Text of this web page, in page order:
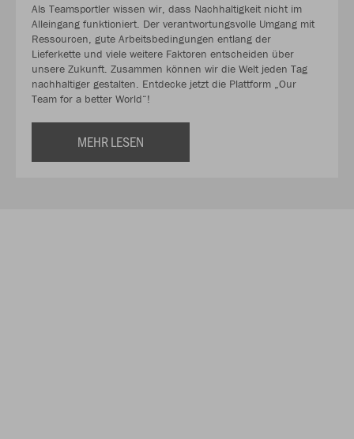
Als Teamsportler wissen wir, dass Nachhaltigkeit nicht im
Alleingang funktioniert. Der verantwortungsvolle Umgang mit
Ressourcen, gute Arbeitsbedingungen entlang der
Lieferkette und viele weitere Faktoren entscheiden über
unsere Zukunft. Zusammen können wir die Welt jeden Tag
nachhaltiger gestalten. Entdecke jetzt die Plattform „Our
Team for a better World“!
MEHR LESEN